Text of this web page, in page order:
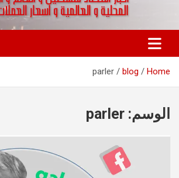
كواليس المال
اخبار اقتصاد فلسطين و العالم و تقارير اسواق
Home
blog
parler
الوسم: parler